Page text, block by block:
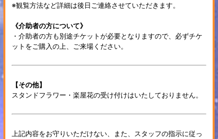
※観覧方法など詳細は後日ご連絡させていただきます。
《介助者の方について》
・介助者の方も別途チケットが必要となりますので、必ずチケ
ットをご購入の上、ご来場ください。
【その他】
スタンドフラワー・楽屋花の受け付けはいたしておりません。
上記内容をお守りいただけない、また、スタッフの指示に従っ